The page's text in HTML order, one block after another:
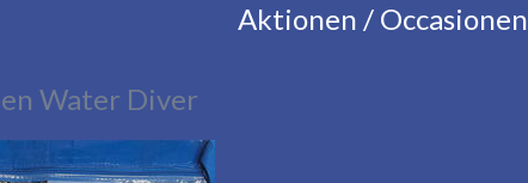
Aktionen / Occasionen
Water Diver